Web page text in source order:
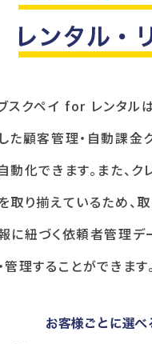
スクペイ for レンタル
た顧客管理・自動課金
動化できます。また、
取り揃えているため、
に紐づく依頼者管理デ
管理することができます。